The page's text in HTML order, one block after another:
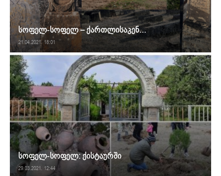
სოფელ-სოფელ – ქართლისაკენ…
21.04.2021. 18:01
სოფელ-სოფელ: ქისტაურში
29.03.2021. 12:44